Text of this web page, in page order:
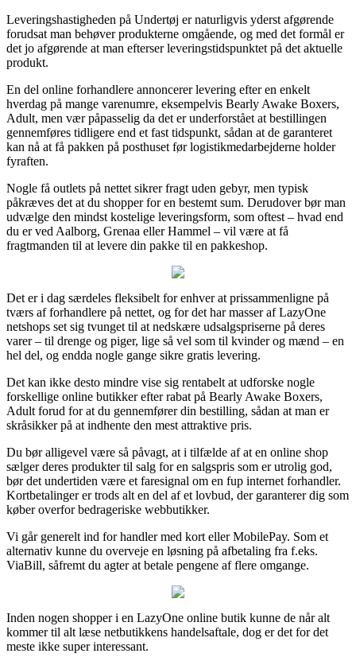
Leveringshastigheden på Undertøj er naturligvis yderst afgørende
forudsat man behøver produkterne omgående, og med det formål er
det jo afgørende at man efterser leveringstidspunktet på det aktuelle
produkt.
En del online forhandlere annoncerer levering efter en enkelt
hverdag på mange varenumre, eksempelvis Bearly Awake Boxers,
Adult, men vær påpasselig da det er underforstået at bestillingen
gennemføres tidligere end et fast tidspunkt, sådan at de garanteret
kan nå at få pakken på posthuset før logistikmedarbejderne holder
fyraften.
Nogle få outlets på nettet sikrer fragt uden gebyr, men typisk
påkræves det at du shopper for en bestemt sum. Derudover bør man
udvælge den mindst kostelige leveringsform, som oftest – hvad end
du er ved Aalborg, Grenaa eller Hammel – vil være at få
fragtmanden til at levere din pakke til en pakkeshop.
Det er i dag særdeles fleksibelt for enhver at prissammenligne på
tværs af forhandlere på nettet, og for det har masser af LazyOne
netshops set sig tvunget til at nedskære udsalgspriserne på deres
varer – til drenge og piger, lige så vel som til kvinder og mænd – en
hel del, og endda nogle gange sikre gratis levering.
Det kan ikke desto mindre vise sig rentabelt at udforske nogle
forskellige online butikker efter rabat på Bearly Awake Boxers,
Adult forud for at du gennemfører din bestilling, sådan at man er
skråsikker på at indhente den mest attraktive pris.
Du bør alligevel være så påvagt, at i tilfælde af at en online shop
sælger deres produkter til salg for en salgspris som er utrolig god,
bør det undertiden være et faresignal om en fup internet forhandler.
Kortbetalinger er trods alt en del af et lovbud, der garanterer dig som
køber overfor bedrageriske webbutikker.
Vi går generelt ind for handler med kort eller MobilePay. Som et
alternativ kunne du overveje en løsning på afbetaling fra f.eks.
ViaBill, såfremt du agter at betale pengene af flere omgange.
Inden nogen shopper i en LazyOne online butik kunne de når alt
kommer til alt læse netbutikkens handelsaftale, dog er det for det
meste ikke super interessant.